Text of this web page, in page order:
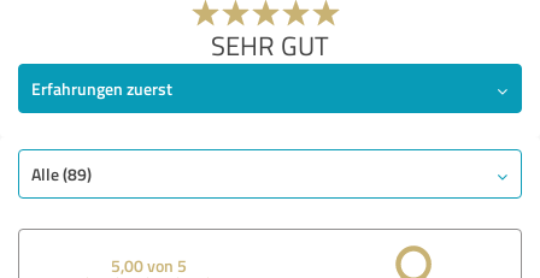
SEHR GUT
Erfahrungen zuerst
Alle (89)
5,00 von 5